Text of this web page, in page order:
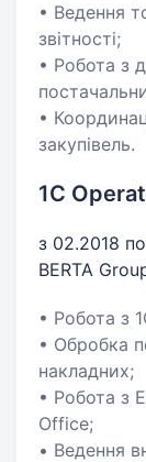
• Ведення
звітності;
• Робота з
•
закупівель.
1С
з 02.2018
BERTA
• Робота з
• Обробка
накладних;
• Робота з
Office;
• Ведення